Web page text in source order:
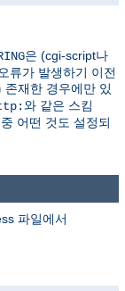
은 (cgi-script나
류가 발생하기 이전
존재한 경우에만 있
와 같은 스킴
어떤 것도 설정되
파일에서